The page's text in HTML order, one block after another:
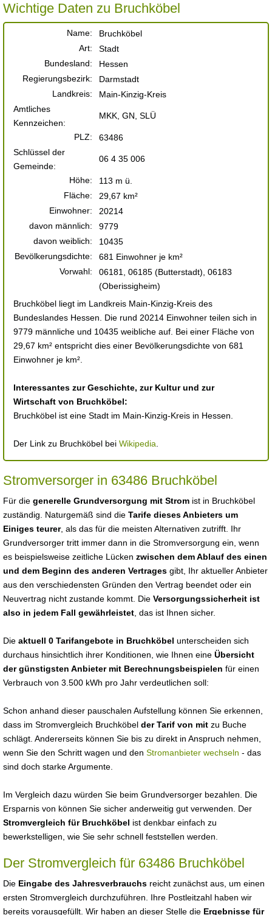
Wichtige Daten zu Bruchköbel
Name:
Bruchköbel
Art:
Stadt
Bundesland:
Hessen
Regierungsbezirk:
Darmstadt
Landkreis:
Main-Kinzig-Kreis
Amtliches
Kennzeichen:
MKK, GN, SLÜ
PLZ:
63486
Schlüssel der
Gemeinde:
06 4 35 006
Höhe:
113 m ü.
Fläche:
29,67 km²
Einwohner:
20214
davon männlich:
9779
davon weiblich:
10435
Bevölkerungsdichte:
681 Einwohner je km²
Vorwahl:
06181, 06185 (Butterstadt), 06183
(Oberissigheim)
Bruchköbel liegt im Landkreis Main-Kinzig-Kreis des
Bundeslandes Hessen. Die rund 20214 Einwohner teilen sich in
9779 männliche und 10435 weibliche auf. Bei einer Fläche von
29,67 km² entspricht dies einer Bevölkerungsdichte von 681
Einwohner je km².
Interessantes zur Geschichte, zur Kultur und zur
Wirtschaft von Bruchköbel:
Bruchköbel ist eine Stadt im Main-Kinzig-Kreis in Hessen.
Der Link zu Bruchköbel bei Wikipedia
Stromversorger in 63486 Bruchköbel
Für die generelle Grundversorgung mit Strom ist in Bruchköbel
zuständig. Naturgemäß sind die Tarife dieses Anbieters um
Einiges teurer, als das für die meisten Alternativen zutrifft. Ihr
Grundversorger tritt immer dann in die Stromversorgung ein, wenn
es beispielsweise zeitliche Lücken zwischen dem Ablauf des einen
und dem Beginn des anderen Vertrages gibt, Ihr aktueller Anbieter
aus den verschiedensten Gründen den Vertrag beendet oder ein
Neuvertrag nicht zustande kommt. Die Versorgungssicherheit ist
also in jedem Fall gewährleistet , das ist Ihnen sicher.
Die aktuell 0 Tarifangebote in Bruchköbel unterscheiden sich
durchaus hinsichtlich ihrer Konditionen, wie Ihnen eine Übersicht
der günstigsten Anbieter mit Berechnungsbeispielen für einen
Verbrauch von 3.500 kWh pro Jahr verdeutlichen soll:
Schon anhand dieser pauschalen Aufstellung können Sie erkennen,
dass im Stromvergleich Bruchköbel der Tarif von mit zu Buche
schlägt. Andererseits können Sie bis zu direkt in Anspruch nehmen,
wenn Sie den Schritt wagen und den Stromanbieter wechseln - das
sind doch starke Argumente.
Im Vergleich dazu würden Sie beim Grundversorger bezahlen. Die
Ersparnis von können Sie sicher anderweitig gut verwenden. Der
Stromvergleich für Bruchköbel ist denkbar einfach zu
bewerkstelligen, wie Sie sehr schnell feststellen werden.
Der Stromvergleich für 63486 Bruchköbel
Die Eingabe des Jahresverbrauchs reicht zunächst aus, um einen
ersten Stromvergleich durchzuführen. Ihre Postleitzahl haben wir
bereits vorausgefüllt. Wir haben an dieser Stelle die Ergebnisse für